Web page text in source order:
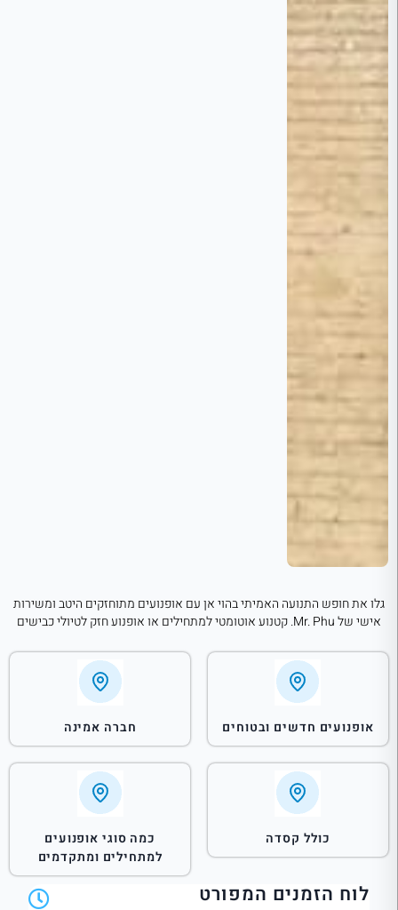
גלו את חופש התנועה האמיתי בהוי אן עם אופנועים מתוחזקים היטב ומשירות
אישי של Mr. Phu. קטנוע אוטומטי למתחילים או אופנוע חזק לטיולי כבישים
אופנועים חדשים ובטוחים חברה אמינה
כולל קסדה
כמה סוגי אופנועים
למתחילים ומתקדמים
לוח הזמנים המפורט